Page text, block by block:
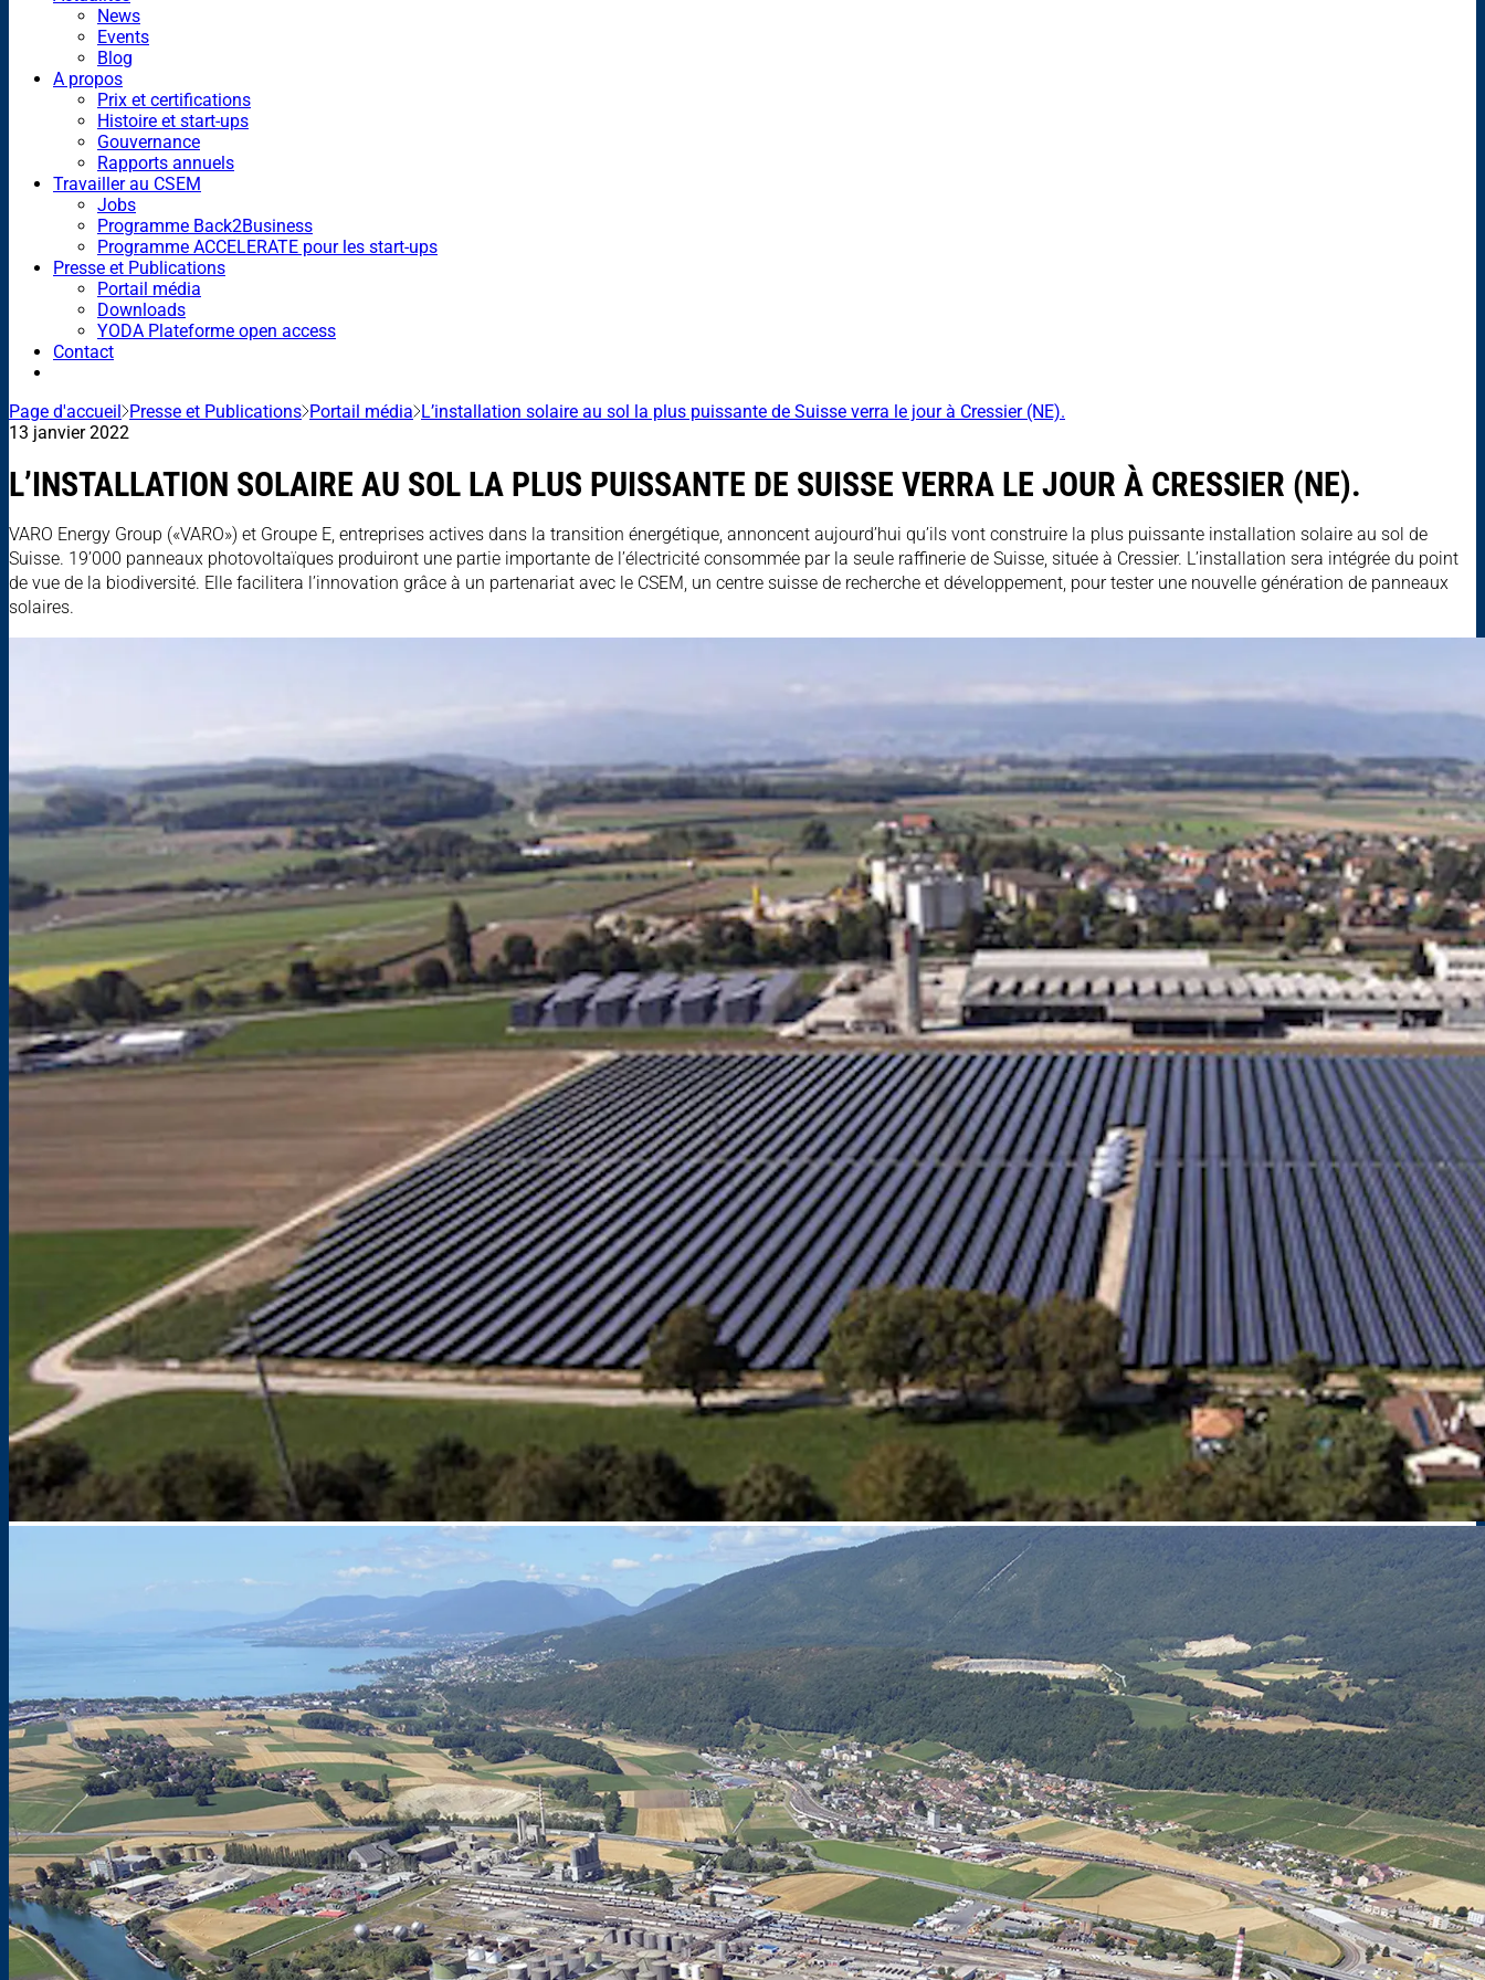
News
Events
Blog
A propos
Prix et certifications
Histoire et start-ups
Gouvernance
Rapports annuels
Travailler au CSEM
Jobs
Programme Back2Business
Programme ACCELERATE pour les start-ups
Presse et Publications
Portail média
Downloads
YODA Plateforme open access
Contact
Page d'accueil Presse et Publications Portail média L’installation solaire au sol la plus puissante de Suisse verra le jour à Cressier (NE).
13 janvier 2022
L’INSTALLATION SOLAIRE AU SOL LA PLUS PUISSANTE DE SUISSE VERRA LE JOUR À CRESSIER (NE).
VARO Energy Group («VARO») et Groupe E, entreprises actives dans la transition énergétique, annoncent aujourd’hui qu’ils vont construire la plus puissante installation solaire au sol de
Suisse. 19’000 panneaux photovoltaïques produiront une partie importante de l’électricité consommée par la seule raffinerie de Suisse, située à Cressier. L’installation sera intégrée du point
de vue de la biodiversité. Elle facilitera l’innovation grâce à un partenariat avec le CSEM, un centre suisse de recherche et développement, pour tester une nouvelle génération de panneaux
solaires.